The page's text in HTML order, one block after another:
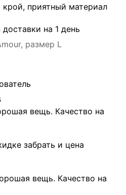
приятный материал
на 1 день
размер L
вещь. Качество на
забрать и цена
вещь. Качество на